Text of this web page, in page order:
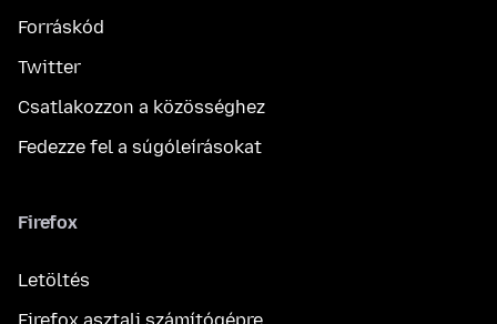
Forráskód
Twitter
Csatlakozzon a közösséghez
Fedezze fel a súgóleírásokat
Firefox
Letöltés